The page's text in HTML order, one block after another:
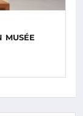
MUSÉE